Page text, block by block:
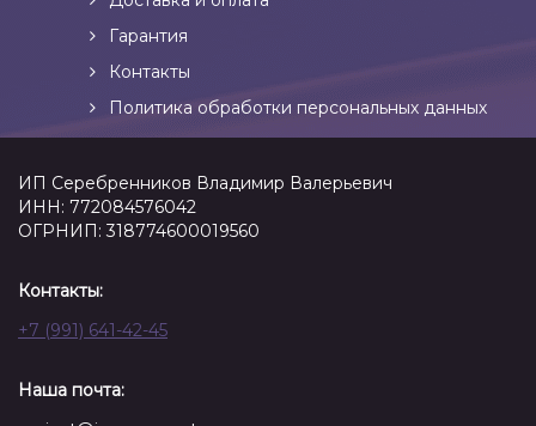
Гарантия
Контакты
Политика обработки персональных данных
ИП Серебренников Владимир Валерьевич
ИНН: 772084576042
ОГРНИП: 318774600019560
Контакты:
+7 (991) 641-42-45
Наша почта: